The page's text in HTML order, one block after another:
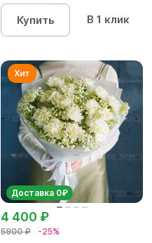
Купить В 1 клик
Доставка 0₽
5900 ₽ -25%
4 400 ₽